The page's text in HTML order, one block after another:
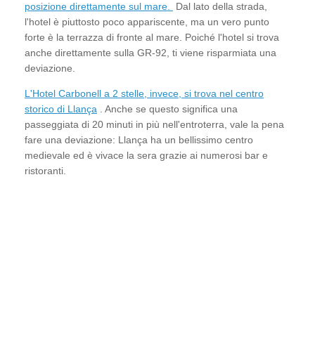
posizione direttamente sul mare.
Dal lato della strada,
l'hotel è piuttosto poco appariscente, ma un vero punto
forte è la terrazza di fronte al mare. Poiché l'hotel si trova
anche direttamente sulla GR-92, ti viene risparmiata una
deviazione.
L'Hotel Carbonell a 2 stelle, invece, si trova nel centro
storico di Llança . Anche se questo significa una
passeggiata di 20 minuti in più nell'entroterra, vale la pena
fare una deviazione: Llança ha un bellissimo centro
medievale ed è vivace la sera grazie ai numerosi bar e
ristoranti.